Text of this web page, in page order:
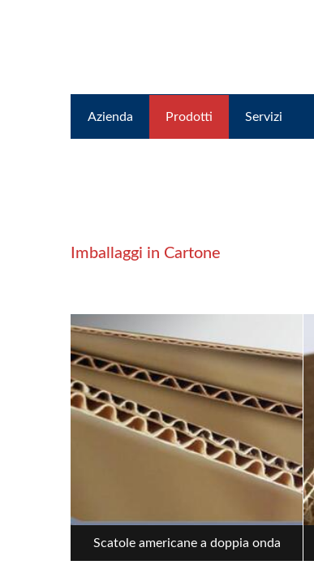
Azienda Prodotti Servizi
Imballaggi in Cartone
Scatole americane a doppia onda